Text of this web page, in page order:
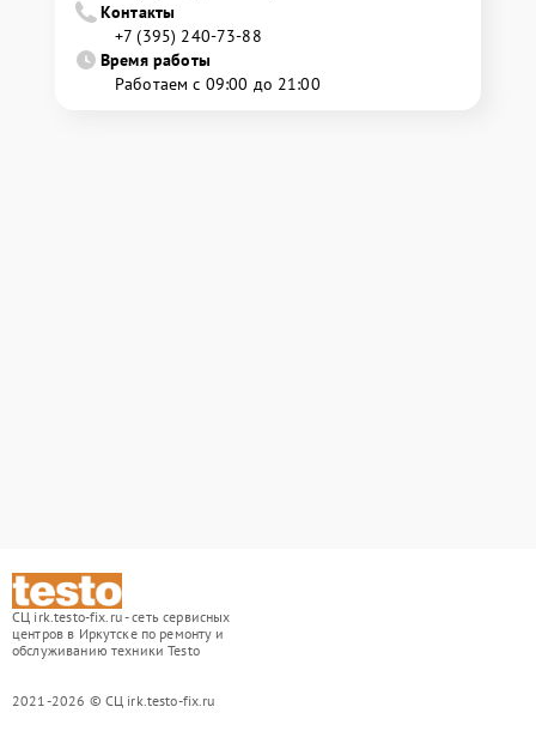
Контакты
+7 (395) 240-73-88
Время работы
Работаем с 09:00 до 21:00
СЦ irk.testo-fix.ru - сеть сервисных
центров в Иркутске по ремонту и
обслуживанию техники Testo
2021-2026 © СЦ irk.testo-fix.ru